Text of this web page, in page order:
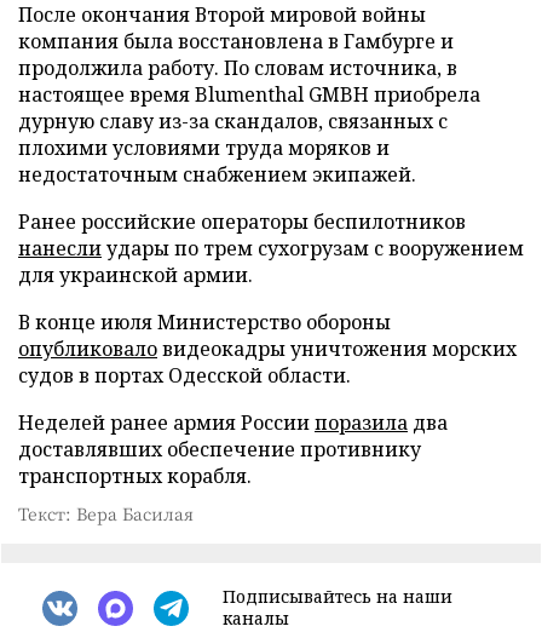
После окончания Второй мировой войны
компания была восстановлена в Гамбурге и
продолжила работу. По словам источника, в
настоящее время Blumenthal GMBH приобрела
дурную славу из-за скандалов, связанных с
плохими условиями труда моряков и
недостаточным снабжением экипажей.
Ранее российские операторы беспилотников
нанеслиудары по трем сухогрузам с вооружением
для украинской армии.
В конце июля Министерство обороны
опубликоваловидеокадры уничтожения морских
судов в портах Одесской области.
Неделей ранее армия Россиипоразила два
доставлявших обеспечение противнику
транспортных корабля.
Текст: Вера Басилая
Подписывайтесь на наши
каналы